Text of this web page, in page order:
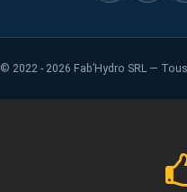
© 2022 - 2026 Fab’Hydro SRL —